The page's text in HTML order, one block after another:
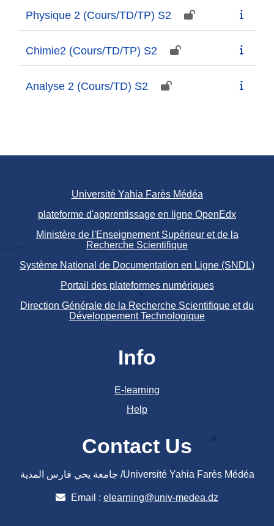
Physique 2 (Cours/TD/TP) S2
Chimie2 (Cours/TD/TP) S2
Analyse 2 (Cours/TD) S2
Université Yahia Farès Médéa
plateforme d'apprentissage en ligne OpenEdx
Ministère de l'Enseignement Supérieur et de la
Recherche Scientifique
Système National de Documentation en Ligne (SNDL)
Portail des plateformes numériques
Direction Générale de la Recherche Scientifique et du
Développement Technologique
Info
E-learning
Help
Contact Us
جامعة يحي فارس المدية /Université Yahia Farès Médéa
Email : elearning@univ-medea.dz